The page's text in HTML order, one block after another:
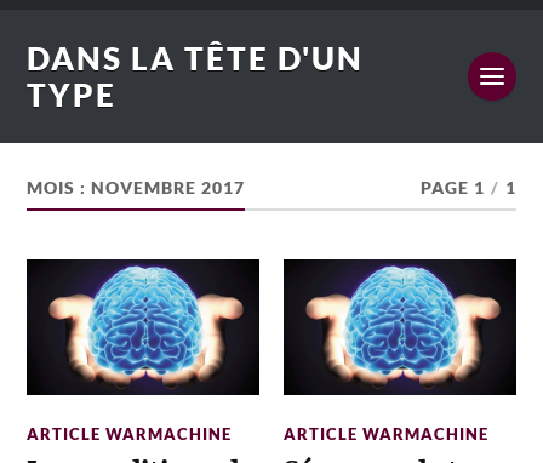
DANS LA TÊTE D'UN
TYPE
MOIS :NOVEMBRE 2017 PAGE 1 / 1
ARTICLE WARMACHINE ARTICLE WARMACHINE